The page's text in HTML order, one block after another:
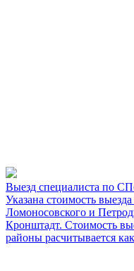
Выезд специалиста по
Указана стоимость
Ломоносовского и
Кронштадт. Стоимость
районы расчитывается